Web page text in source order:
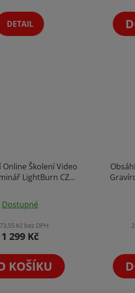
z
DETAIL
Školení Video
LightBurn CZ
Windows
hodnocení
produktu
je
z
Dostupné
Kč bez DPH
1 299 Kč
KOŠÍKU